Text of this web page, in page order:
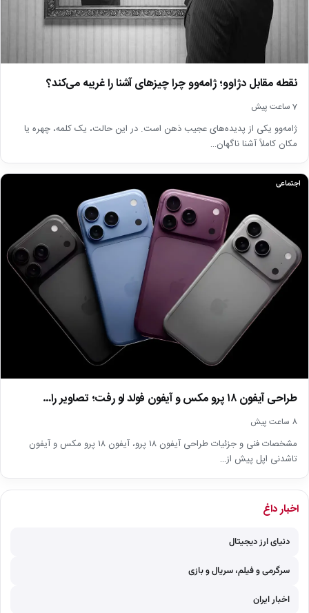
نقطه مقابل دژاوو؛ ژامه‌وو چرا چیزهای آشنا را غریبه می‌کند؟
7 ساعت پیش
ژامه‌وو یکی از پدیده‌های عجیب ذهن است. در این حالت، یک کلمه، چهره یا
مکان کاملاً آشنا ناگهان…
اجتماعی
طراحی آیفون ۱۸ پرو مکس و آیفون فولد لو رفت؛ تصاویر را…
8 ساعت پیش
مشخصات فنی و جزئیات طراحی آیفون ۱۸ پرو، آیفون ۱۸ پرو مکس و آیفون
تاشدنی اپل پیش از…
اخبار داغ
دنیای ارز دیجیتال
سرگرمی و فیلم، سریال و بازی
اخبار ایران